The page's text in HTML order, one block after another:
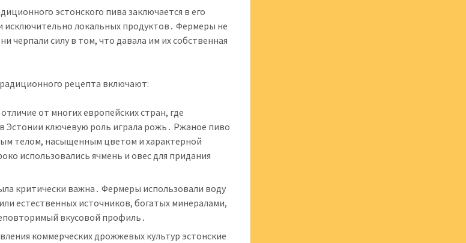
эстонского пива заключается в его
исключительно локальных продуктов․ Фермеры не
черпали силу в том, что давала им их собственная
рецепта включают:
от многих европейских стран, где
Эстонии ключевую роль играла рожь․ Ржаное пиво
телом, насыщенным цветом и характерной
использовались ячмень и овес для придания
критически важна․ Фермеры использовали воду
естественных источников, богатых минералами,
вкусовой профиль․
коммерческих дрожжевых культур эстонские